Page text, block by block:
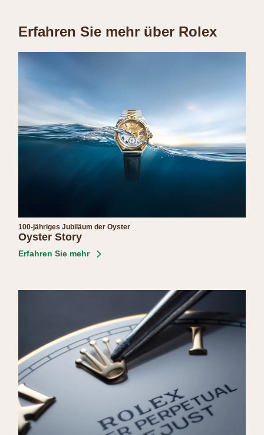
Erfahren Sie mehr über Rolex
100-jähriges Jubiläum der Oyster
Oyster Story
Erfahren Sie mehr